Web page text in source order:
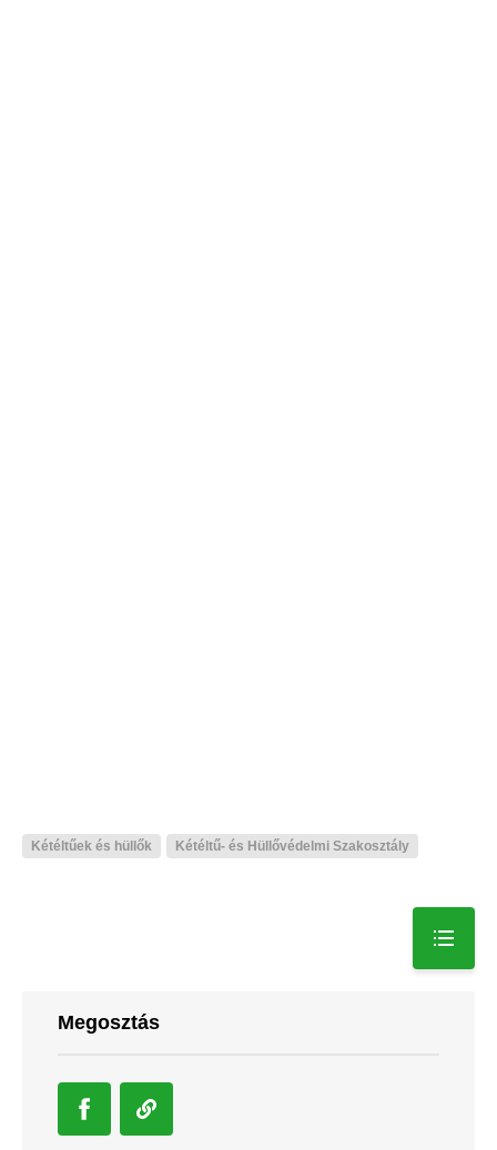
Kétéltűek és hüllők Kétéltű- és Hüllővédelmi Szakosztály
Megosztás